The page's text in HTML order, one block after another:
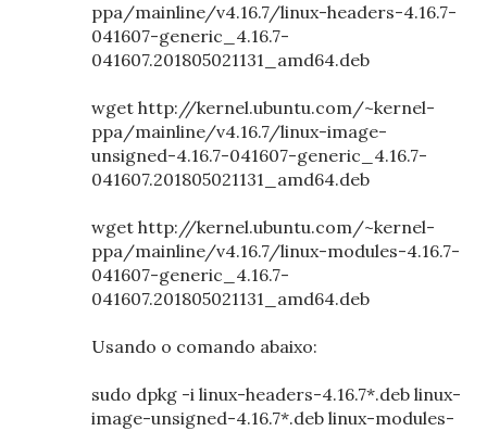
ppa/mainline/v4.16.7/linux-headers-4.16.7-
041607-generic_4.16.7-
041607.201805021131_amd64.deb
wget http://kernel.ubuntu.com/~kernel-
ppa/mainline/v4.16.7/linux-image-
unsigned-4.16.7-041607-generic_4.16.7-
041607.201805021131_amd64.deb
wget http://kernel.ubuntu.com/~kernel-
ppa/mainline/v4.16.7/linux-modules-4.16.7-
041607-generic_4.16.7-
041607.201805021131_amd64.deb
Usando o comando abaixo:
sudo dpkg -i linux-headers-4.16.7*.deb linux-
image-unsigned-4.16.7*.deb linux-modules-